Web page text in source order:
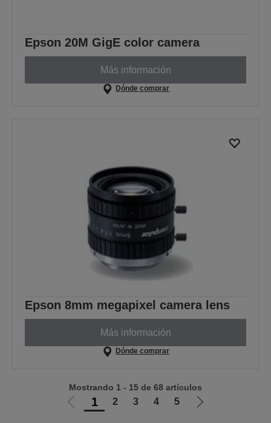
Epson 20M GigE color camera
Más información
Dónde comprar
Epson 8mm megapixel camera lens
Más información
Dónde comprar
Ir
1 2 3 4 5
Ir
Mostrando 1 - 15 de 68 artículos